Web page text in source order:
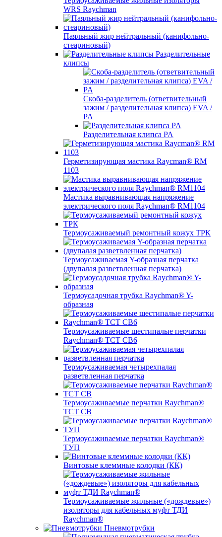
WRS Raychman
Паяльный жир нейтральный (канифольно-
стеариновый)
Разделительные
клипсы
Скоба-разделитель (ответвительный
зажим / разделительная клипса) EVA /
PA
Разделительная клипса PA
Герметизирующая мастика Raycman® RM
1103
Мастика выравнивающая напряжение
электрического поля Raychman® RM1104
Термоусаживаемый ремонтный кожух ТРК
Термоусаживаемая Y-образная перчатка
(двупалая разветвленная перчатка)
Термоусадочная трубка Raychman® Y-
образная
Термоусаживаемые шестипалые перчатки
Raychman® ТСТ СВ6
Термоусаживаемая четырехпалая
разветвленная перчатка
Термоусаживаемые перчатки Raychman®
TCT CB
Термоусаживаемые перчатки Raychman®
ТУП
Винтовые клеммные колодки (КК)
Термоусаживаемые жильные («дождевые»)
изоляторы для кабельных муфт ТДИ
Raychman®
Пневмотрубки